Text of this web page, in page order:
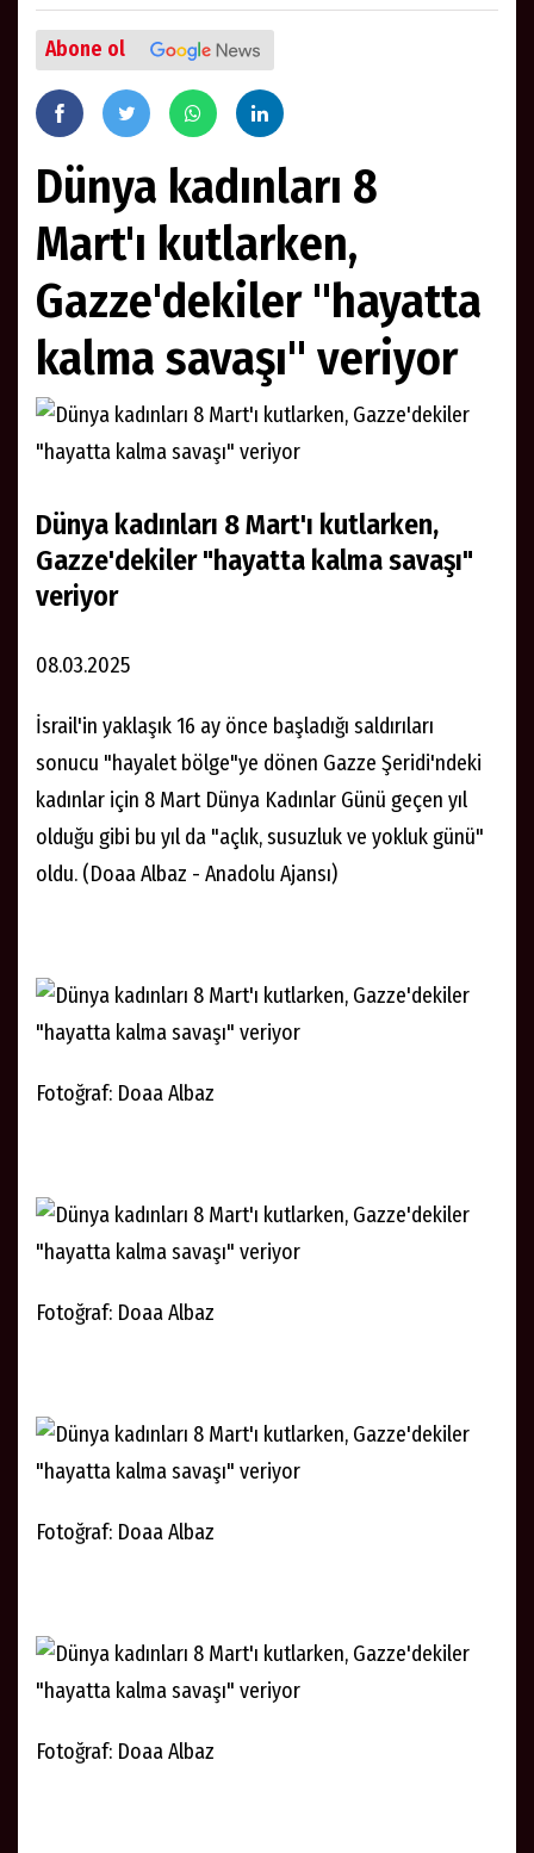
Abone ol
Dünya kadınları 8
Mart'ı kutlarken,
Gazze'dekiler "hayatta
kalma savaşı" veriyor
Dünya kadınları 8 Mart'ı kutlarken,
Gazze'dekiler "hayatta kalma savaşı"
veriyor
08.03.2025
İsrail'in yaklaşık 16 ay önce başladığı saldırıları
sonucu "hayalet bölge"ye dönen Gazze Şeridi'ndeki
kadınlar için 8 Mart Dünya Kadınlar Günü geçen yıl
olduğu gibi bu yıl da "açlık, susuzluk ve yokluk günü"
oldu. (Doaa Albaz - Anadolu Ajansı)
Fotoğraf: Doaa Albaz
Fotoğraf: Doaa Albaz
Fotoğraf: Doaa Albaz
Fotoğraf: Doaa Albaz